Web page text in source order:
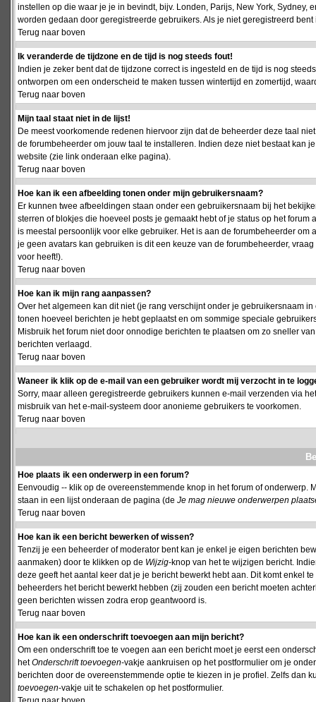
instellen op die waar je je in bevindt, bijv. Londen, Parijs, New York,
worden gedaan door geregistreerde gebruikers. Als je niet geregistreerd
Terug naar boven
Ik veranderde de tijdzone en de tijd is nog steeds fout!
Indien je zeker bent dat de tijdzone correct is ingesteld en de tijd is nog
ontworpen om een onderscheid te maken tussen wintertijd en zomertijd,
Terug naar boven
Mijn taal staat niet in de lijst!
De meest voorkomende redenen hiervoor zijn dat de beheerder deze taal
de forumbeheerder om jouw taal te installeren. Indien deze niet bestaat kan
website (zie link onderaan elke pagina).
Terug naar boven
Hoe kan ik een afbeelding tonen onder mijn gebruikersnaam?
Er kunnen twee afbeeldingen staan onder een gebruikersnaam bij het
sterren of blokjes die hoeveel posts je gemaakt hebt of je status op het
is meestal persoonlijk voor elke gebruiker. Het is aan de forumbeheerder
je geen avatars kan gebruiken is dit een keuze van de forumbeheerder,
voor heeft!).
Terug naar boven
Hoe kan ik mijn rang aanpassen?
Over het algemeen kan dit niet (je rang verschijnt onder je gebruikersnaam
tonen hoeveel berichten je hebt geplaatst en om sommige speciale
Misbruik het forum niet door onnodige berichten te plaatsen om zo sneller
berichten verlaagd.
Terug naar boven
Waneer ik klik op de e-mail van een gebruiker wordt mij verzocht in te
Sorry, maar alleen geregistreerde gebruikers kunnen e-mail verzenden via
misbruik van het e-mail-systeem door anonieme gebruikers te voorkomen.
Terug naar boven
Hoe plaats ik een onderwerp in een forum?
Eenvoudig -- klik op de overeenstemmende knop in het forum of
staan in een lijst onderaan de pagina (de Je mag nieuwe onderwerpen
Terug naar boven
Hoe kan ik een bericht bewerken of wissen?
Tenzij je een beheerder of moderator bent kan je enkel je eigen berichten
aanmaken) door te klikken op de Wijzig-knop van het te wijzigen bericht.
deze geeft het aantal keer dat je je bericht bewerkt hebt aan. Dit komt enkel
beheerders het bericht bewerkt hebben (zij zouden een bericht moeten
geen berichten wissen zodra erop geantwoord is.
Terug naar boven
Hoe kan ik een onderschrift toevoegen aan mijn bericht?
Om een onderschrift toe te voegen aan een bericht moet je eerst een
hetOnderschrift toevoegen-vakje aankruisen op het postformulier om je
berichten door de overeenstemmende optie te kiezen in je profiel. Zelfs dan
toevoegen-vakje uit te schakelen op het postformulier.